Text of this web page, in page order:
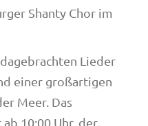
Shanty Chor im
Lieder
einer großartigen
Meer. Das
10:00 Uhr, der